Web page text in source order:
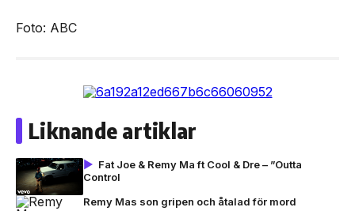
Foto: ABC
Liknande artiklar
Fat Joe & Remy Ma ft Cool & Dre – ”Outta
Control
Remy Mas son gripen och åtalad för mord